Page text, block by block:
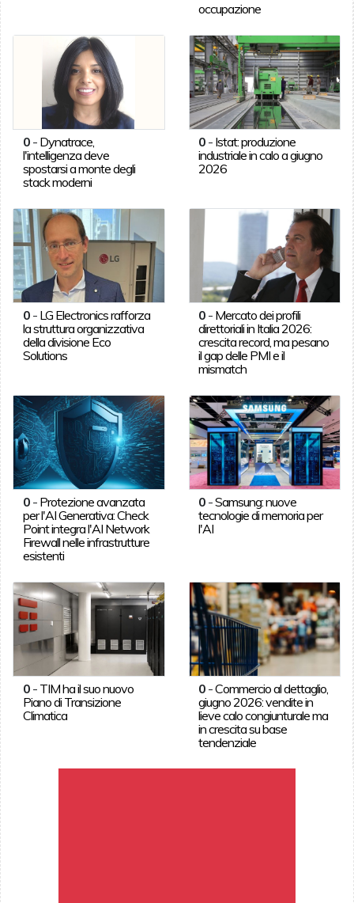
occupazione
0- Dynatrace,
l'intelligenza deve
spostarsi a monte degli
stack moderni
0 - Istat: produzione
industriale in calo a giugno
2026
0- LG Electronics rafforza
la struttura organizzativa
della divisione Eco
Solutions
0 - Mercato dei profili
direttoriali in Italia 2026:
crescita record, ma pesano
il gap delle PMI e il
mismatch
0- Protezione avanzata
per l'AI Generativa: Check
Point integra l'AI Network
Firewall nelle infrastrutture
esistenti
0 -Samsung: nuove
tecnologie di memoria per
l'AI
0- TIM ha il suo nuovo
Piano di Transizione
Climatica
0 -Commercio al dettaglio,
giugno 2026: vendite in
lieve calo congiunturale ma
in crescita su base
tendenziale